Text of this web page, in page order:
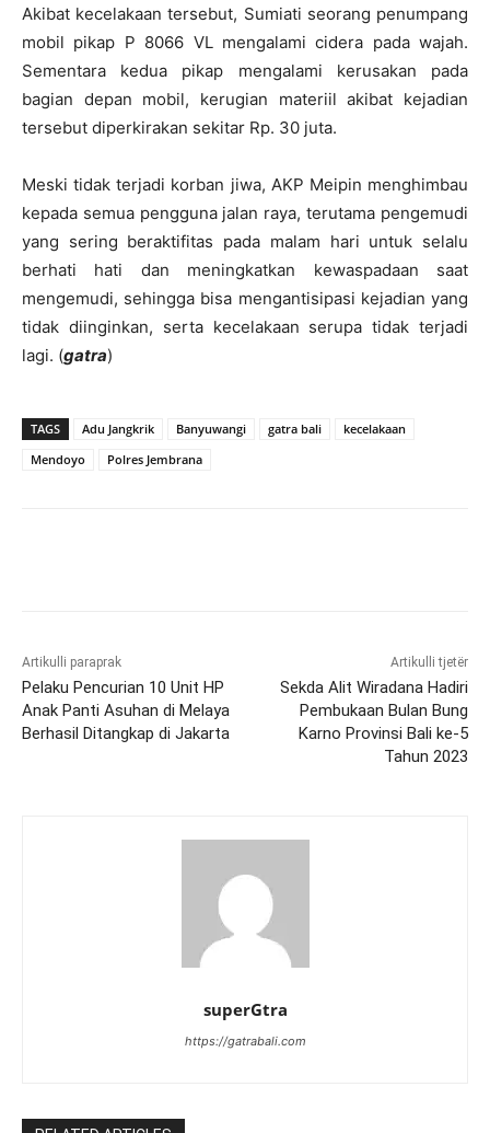
Akibat kecelakaan tersebut, Sumiati seorang penumpang
mobil pikap P 8066 VL mengalami cidera pada wajah.
Sementara kedua pikap mengalami kerusakan pada
bagian depan mobil, kerugian materiil akibat kejadian
tersebut diperkirakan sekitar Rp. 30 juta.
Meski tidak terjadi korban jiwa, AKP Meipin menghimbau
kepada semua pengguna jalan raya, terutama pengemudi
yang sering beraktifitas pada malam hari untuk selalu
berhati hati dan meningkatkan kewaspadaan saat
mengemudi, sehingga bisa mengantisipasi kejadian yang
tidak diinginkan, serta kecelakaan serupa tidak terjadi
lagi. (gatra)
TAGS Adu Jangkrik Banyuwangi gatra bali
kecelakaan
Mendoyo
Polres Jembrana
Artikulli paraprak
Pelaku Pencurian 10 Unit HP
Anak Panti Asuhan di Melaya
Berhasil Ditangkap di Jakarta
Artikulli tjetër
Sekda Alit Wiradana Hadiri
Pembukaan Bulan Bung
Karno Provinsi Bali ke-5
Tahun 2023
superGtra
https://gatrabali.com